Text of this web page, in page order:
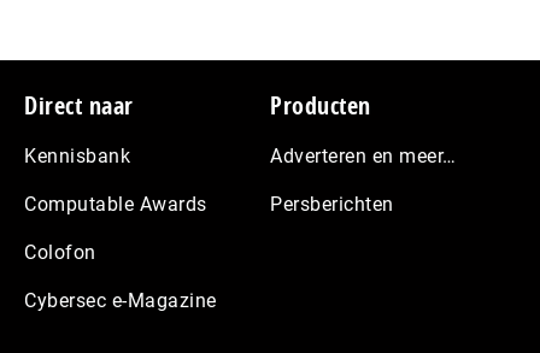
Footer
Direct naar
Kennisbank
Computable Awards
Colofon
Cybersec e-Magazine
Producten
Adverteren en meer…
Persberichten